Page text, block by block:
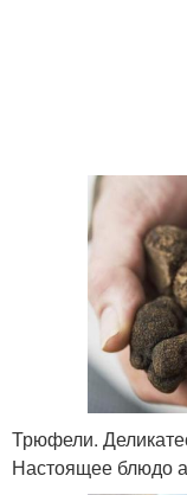
Трюфели.
Настоящее блюдо